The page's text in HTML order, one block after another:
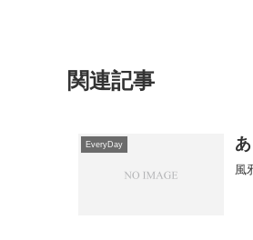
関連記事
EveryDay
風